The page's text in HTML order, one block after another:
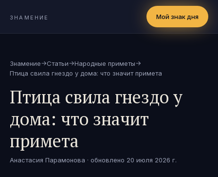
ЗНАМЕНИЕ Мой знак дня
Знамение→Статьи→Народные приметы→
Птица свила гнездо у дома: что значит примета
Птица свила гнездо у
дома: что значит
примета
Анастасия Парамонова · обновлено 20 июля 2026 г.